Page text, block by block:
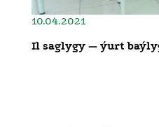
10.04.2021
Il saglygy — ýurt